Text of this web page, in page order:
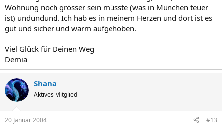
Wohnung noch grösser sein müsste (was in München teuer
ist) undundund. Ich hab es in meinem Herzen und dort ist es
gut und sicher und warm aufgehoben.
Viel Glück für Deinen Weg
Demia
Shana
Aktives Mitglied
20 Januar 2004 #13